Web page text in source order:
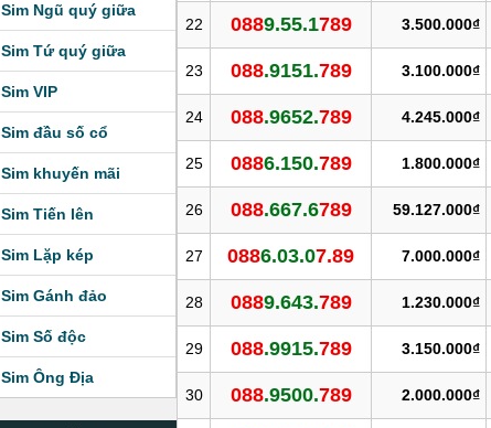
Sim Ngũ quý giữa
Sim Tứ quý giữa
Sim VIP
Sim đầu số cổ
Sim khuyến mãi
Sim Tiến lên
Sim Lặp kép
Sim Gánh đảo
Sim Số độc
Sim Ông Địa
22 0889.55.1789 3.500.000₫
23 088.9151.789 3.100.000₫
24 088.9652.789 4.245.000₫
25 0886.150.789 1.800.000₫
26 088.667.6789 59.127.000₫
27 0886.03.07.89 7.000.000₫
28 0889.643.789 1.230.000₫
29 088.9915.789 3.150.000₫
30 088.9500.789 2.000.000₫